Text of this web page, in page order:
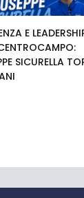
E
SICURELLA